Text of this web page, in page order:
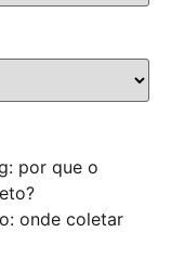
por que o
onde coletar